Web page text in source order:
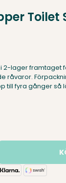
Toilet
2-lager framtaget
råvaror.
till fyra gånger så